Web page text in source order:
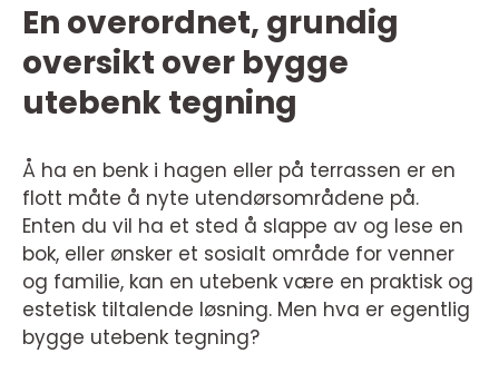
En overordnet, grundig
oversikt over bygge
utebenk tegning
Å ha en benk i hagen eller på terrassen er en
flott måte å nyte utendørsområdene på.
Enten du vil ha et sted å slappe av og lese en
bok, eller ønsker et sosialt område for venner
og familie, kan en utebenk være en praktisk og
estetisk tiltalende løsning. Men hva er egentlig
bygge utebenk tegning?